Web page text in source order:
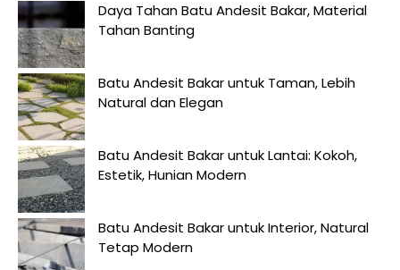
Daya Tahan Batu Andesit Bakar, Material
Tahan Banting
Batu Andesit Bakar untuk Taman, Lebih
Natural dan Elegan
Batu Andesit Bakar untuk Lantai: Kokoh,
Estetik, Hunian Modern
Batu Andesit Bakar untuk Interior, Natural
Tetap Modern